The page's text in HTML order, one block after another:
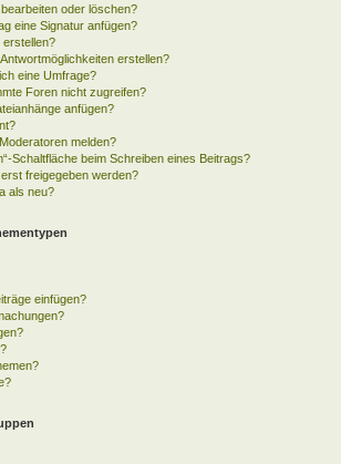
oder löschen?
eine Signatur anfügen?
erstellen?
erstellen?
eine Umfrage?
Foren nicht zugreifen?
anfügen?
melden?
Schaltfläche beim Schreiben eines Beitrags?
freigegeben werden?
als neu?
einfügen?